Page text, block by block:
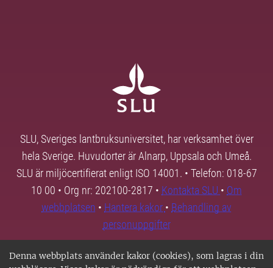
Denna webbplats använder kakor (cookies), som lagras i din
SLU, Sveriges lantbruksuniversitet, har verksamhet över
hela Sverige. Huvudorter är Alnarp, Uppsala och Umeå.
SLU är miljöcertifierat enligt ISO 14001. • Telefon: 018-67
10 00 • Org nr: 202100-2817 • Kontakta SLU • Om
webbplatsen • Hantera kakor • Behandling av
personuppgifter